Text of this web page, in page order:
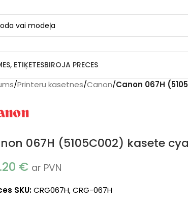
ETIĶETESBIROJA PRECES
/Printeru kasetnes/Canon/Canon 067H
067H (5105C002) kasete
€ ar PVN
SKU:CRG067H, CRG-067H